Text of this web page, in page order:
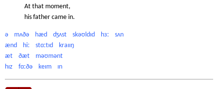
At that moment,
his father came in.
ə mʌðə hæd ʤʌst skəʊldɪd hɜː sʌn
ænd hiː stɑːtɪd kraɪɪŋ
æt ðæt məʊmənt
hɪz fɑːðə keɪm ɪn